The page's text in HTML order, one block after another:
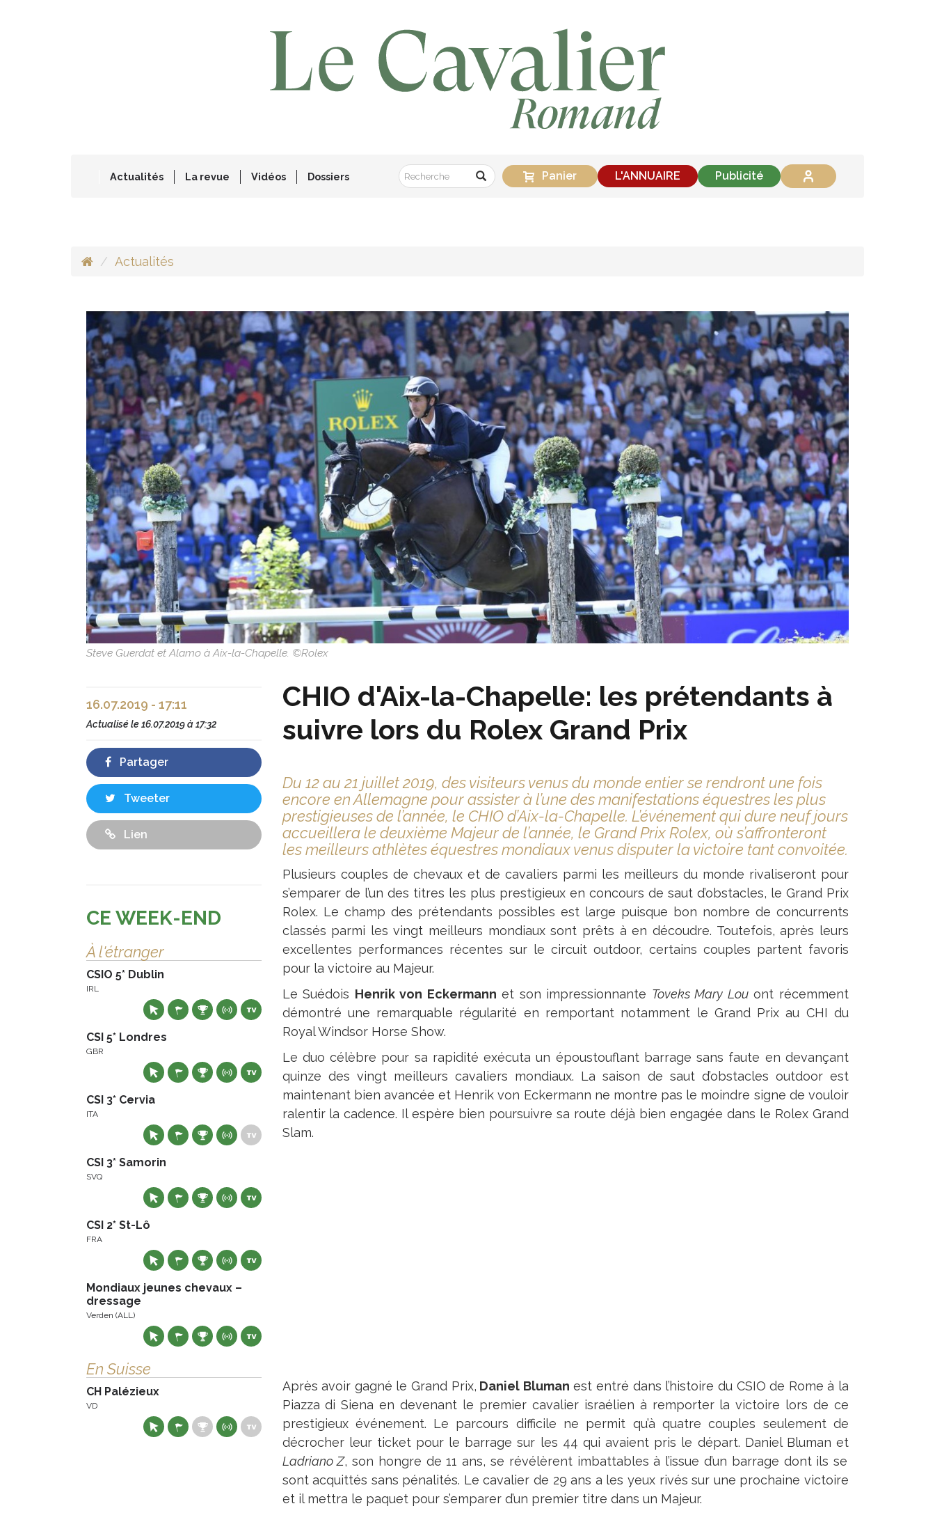
Actualités La revue Vidéos Dossiers Panier L'ANNUAIRE Publicité
Actualités
Steve Guerdat et Alamo à Aix-la-Chapelle. ©Rolex
CHIO d'Aix-la-Chapelle: les prétendants à
suivre lors du Rolex Grand Prix
Du 12 au 21 juillet 2019, des visiteurs venus du monde entier se rendront une fois
encore en Allemagne pour assister à l’une des manifestations équestres les plus
prestigieuses de l’année, le CHIO d’Aix-la-Chapelle. L’événement qui dure neuf jours
accueillera le deuxième Majeur de l’année, le Grand Prix Rolex, où s’affronteront
les meilleurs athlètes équestres mondiaux venus disputer la victoire tant convoitée.
Plusieurs couples de chevaux et de cavaliers parmi les meilleurs du monde rivaliseront pour
s’emparer de l’un des titres les plus prestigieux en concours de saut d’obstacles, le Grand Prix
Rolex. Le champ des prétendants possibles est large puisque bon nombre de concurrents
classés parmi les vingt meilleurs mondiaux sont prêts à en découdre. Toutefois, après leurs
excellentes performances récentes sur le circuit outdoor, certains couples partent favoris
pour la victoire au Majeur.
Le Suédois Henrik von Eckermann et son impressionnante Toveks Mary Louont récemment
démontré une remarquable régularité en remportant notamment le Grand Prix au CHI du
Royal Windsor Horse Show.
Le duo célèbre pour sa rapidité exécuta un époustouflant barrage sans faute en devançant
quinze des vingt meilleurs cavaliers mondiaux. La saison de saut d’obstacles outdoor est
maintenant bien avancée et Henrik von Eckermann ne montre pas le moindre signe de vouloir
ralentir la cadence. Il espère bien poursuivre sa route déjà bien engagée dans le Rolex Grand
Slam.
Après avoir gagné le Grand Prix, Daniel Bluman est entré dans l’histoire du CSIO de Rome à la
Piazza di Siena en devenant le premier cavalier israélien à remporter la victoire lors de ce
prestigieux événement. Le parcours difficile ne permit qu’à quatre couples seulement de
décrocher leur ticket pour le barrage sur les 44 qui avaient pris le départ. Daniel Bluman et
Ladriano Z, son hongre de 11 ans, se révélèrent imbattables à l’issue d’un barrage dont ils se
sont acquittés sans pénalités. Le cavalier de 29 ans a les yeux rivés sur une prochaine victoire
et il mettra le paquet pour s’emparer d’un premier titre dans un Majeur.
16.07.2019 - 17:11
Actualisé le16.07.2019 à 17:32
Partager
Tweeter
Lien
CE WEEK-END
À l'étranger
CSIO 5* Dublin
IRL
CSI 5* Londres
GBR
CSI 3* Cervia
ITA
CSI 3* Samorin
SVQ
CSI 2* St-Lô
FRA
Mondiaux jeunes chevaux –
dressage
Verden (ALL)
En Suisse
CH Palézieux
VD